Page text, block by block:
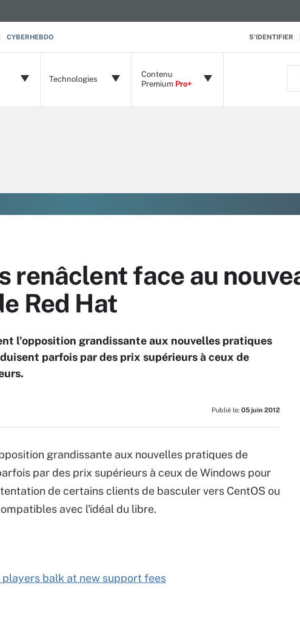
S'IDENTIFIER
CYBERHEBDO
Technologies
Contenu
Premium Pro+
renâclent face au
Red Hat
l'opposition grandissante aux nouvelles pratiques
parfois par des prix supérieurs à ceux de
Publié le: 05 juin 2012
grandissante aux nouvelles pratiques de
par des prix supérieurs à ceux de Windows pour
de certains clients de basculer vers CentOS ou
avec l'idéal du libre.
balk at new support fees